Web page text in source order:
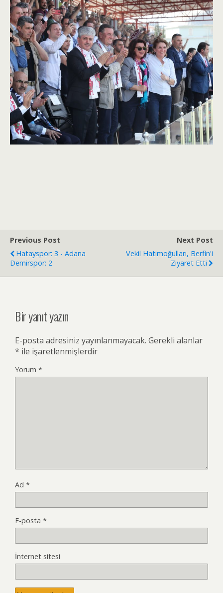
Previous Post
Hatayspor: 3 - Adana
Demirspor: 2
Next Post
Vekil Hatimoğulları, Berfin'i
Ziyaret Etti
Bir yanıt yazın
E-posta adresiniz yayınlanmayacak. Gerekli alanlar
* ile işaretlenmişlerdir
Yorum *
Ad *
E-posta *
İnternet sitesi